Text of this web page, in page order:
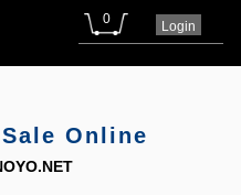
0 Login
Online